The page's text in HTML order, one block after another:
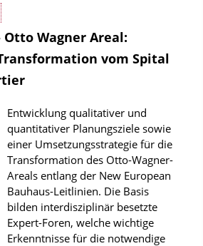
n
l
o
d
s
z
u
r
P
u
Otto Wagner Areal:
vom Spital
Entwicklung qualitativer und
quantitativer Planungsziele sowie
einer Umsetzungsstrategie für die
Transformation des Otto-Wagner-
Areals entlang der New European
Bauhaus-Leitlinien. Die Basis
bilden interdisziplinär besetzte
Expert-Foren, welche wichtige
Erkenntnisse für die notwendige